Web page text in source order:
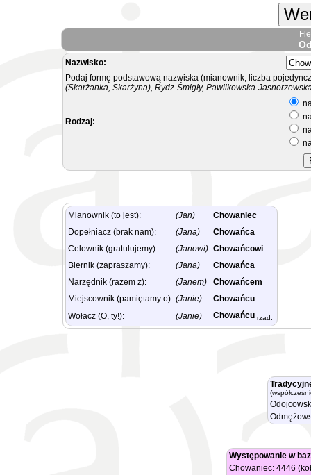
Nazwisko:
Podaj formę podstawową nazwiska (mianownik, liczba
(Skarżanka, Skarżyna), Rydz-Śmigły, Pawlikowska-
Rodzaj:
Mianownik (to jest): (Jan)
Chowaniec
Dopełniacz (brak nam):
(Jana)
Chowańca
Celownik (gratulujemy):
(Janowi) Chowańcowi
Biernik (zapraszamy):
(Jana)
Chowańca
Narzędnik (razem z):
(Janem)
Chowańcem
Miejscownik (pamiętamy o): (Janie)
Chowańcu
Wołacz (O, ty!):
(Janie) Chowańcu rzad.
Występowanie w
Chowaniec: 4446